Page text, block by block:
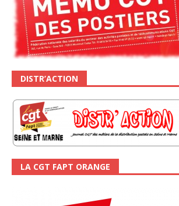
DISTR’ACTION
LA CGT FAPT ORANGE